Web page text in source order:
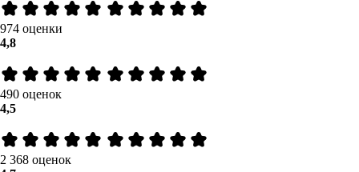
974 оценки
4,8
490 оценок
4,5
2 368 оценок